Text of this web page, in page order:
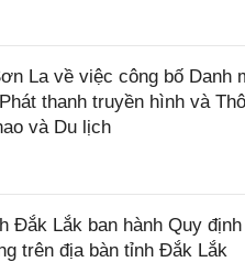
La về việc công bố Danh
thanh truyền hình và
và Du lịch
Đắk Lắk ban hành Quy
trên địa bàn tỉnh Đắk Lắk